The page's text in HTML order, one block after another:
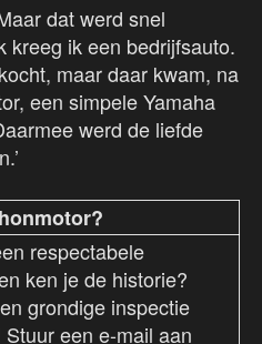
dat werd snel
kreeg ik een bedrijfsauto.
maar daar kwam, na
een simpele Yamaha
werd de liefde
respectabele
ken je de historie?
grondige inspectie
een e-mail aan